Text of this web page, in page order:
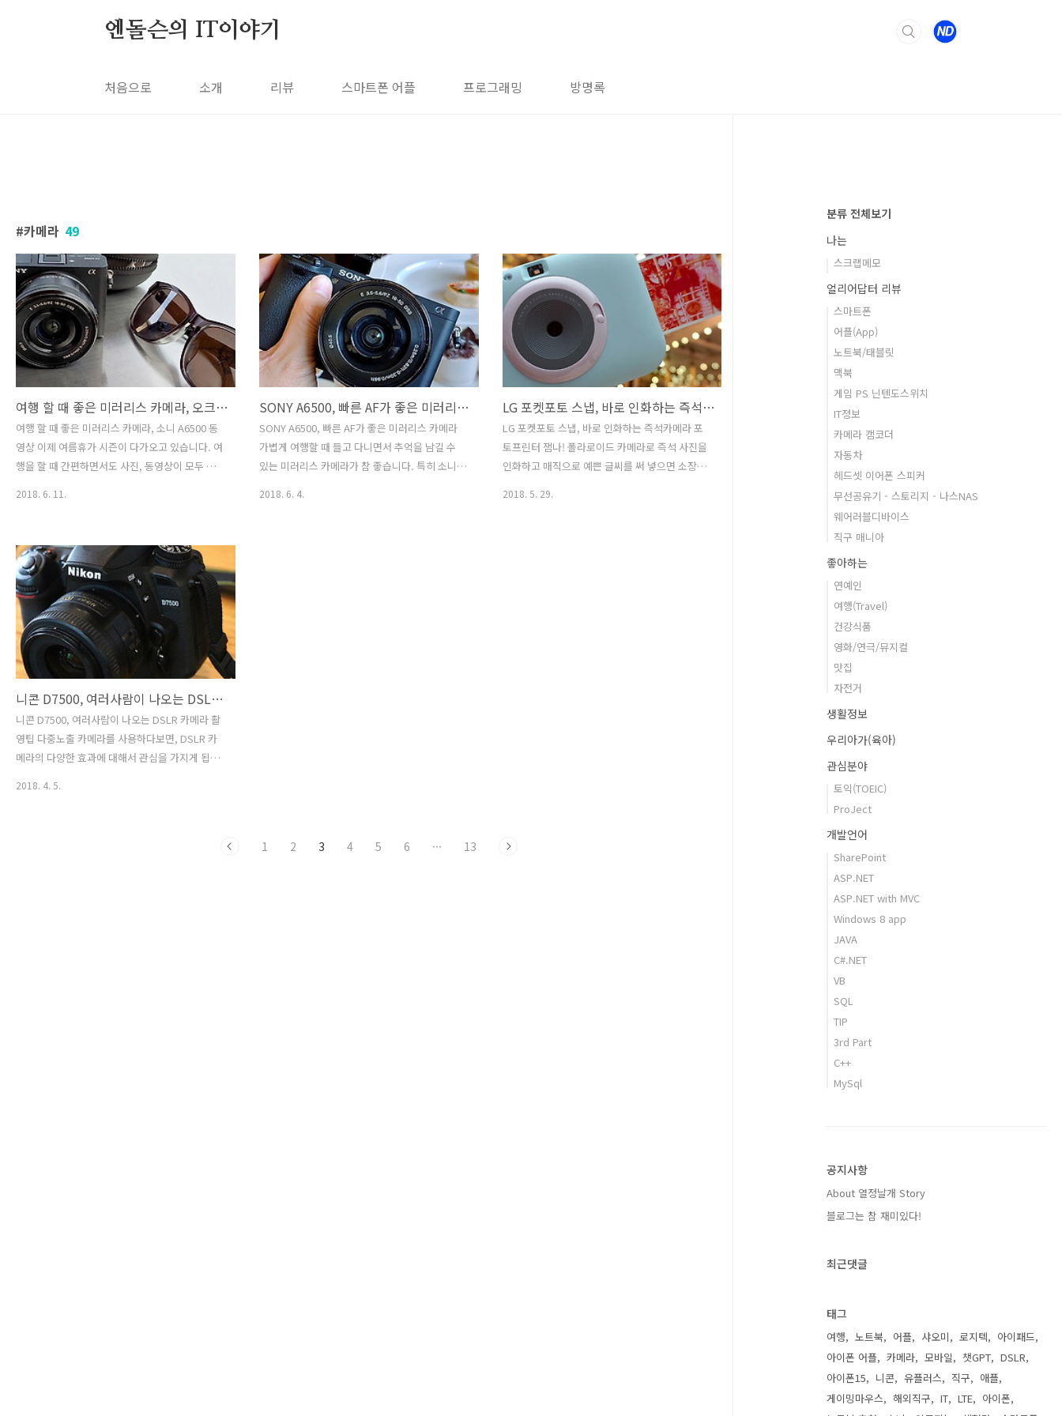
엔돌슨의 IT이야기
처음으로 소개 리뷰 스마트폰 어플 프로그래밍 방명록
카메라 49
여행 할 때 좋은 미러리스 카메라, 오크밸리 뮤지엄산 with 소니 A6500 동영상
여행 할 때 좋은 미러리스 카메라, 소니 A6500 동
영상 이제 여름휴가 시즌이 다가오고 있습니다. 여
행을 할 때 간편하면서도 사진, 동영상이 모두 커
상당히 만족스러웠습니다. 안 그래도 요즘 가볍게
들고 다닐 여행용 미러리스 카메라를 와이프가 계
속 추천해달라고 했는데요. 바로 이 녀석이 453g
무게에 불과한 가벼운 카메라입니다. 워터 가든
Water Garden 주말에 오크밸리 리조트 뮤지엄산
(OakValley Museum SAN)에서 예술작품을 감상
하였습니다. 고요하고 눈부신 물의 정원이 뮤지엄
산 박물관 입구를 맞이해주었습니다. 여기저기 들
고 다니면서..
2018. 6. 11.
SONY A6500, 빠른 AF가 좋은 미러리스 카메라 추천해!
SONY A6500, 빠른 AF가 좋은 미러리스 카메라
가볍게 여행할 때 들고 다니면서 추억을 남길 수
있는 미러리스 카메라가 참 좋습니다. 특히 소니
2018. 6. 4.
LG 포켓포토 스냅, 바로 인화하는 즉석카메라 포토프린터 잼나!
LG 포켓포토 스냅, 바로 인화하는 즉석카메라 포
토프린터 잼나! 폴라로이드 카메라로 즉석 사진을
인화하고 매직으로 예쁜 글씨를 써 넣으면 소장용
2018. 5. 29.
니콘 D7500, 여러사람이 나오는 DSLR 카메라 촬영팁 다중노출
니콘 D7500, 여러사람이 나오는 DSLR 카메라 촬
영팁 다중노출 카메라를 사용하다보면, DSLR 카
메라의 다양한 효과에 대해서 관심을 가지게 됩니
2018. 4. 5.
1 2 3 4 5 6 ··· 13
분류 전체보기
나는
스크랩메모
얼리어답터 리뷰
스마트폰
어플(App)
노트북/태블릿
맥북
게임 PS 닌텐도스위치
IT정보
카메라 캠코더
자동차
헤드셋 이어폰 스피커
무선공유기 - 스토리지 - 나스NAS
웨어러블디바이스
직구 매니아
좋아하는
연예인
여행(Travel)
건강식품
영화/연극/뮤지컬
맛집
자전거
생활정보
우리아가(육아)
관심분야
토익(TOEIC)
ProJect
개발언어
SharePoint
ASP.NET
ASP.NET with MVC
Windows 8 app
JAVA
C#.NET
VB
SQL
TIP
3rd Part
C++
MySql
공지사항
About 열정날개 Story
블로그는 참 재미있다!
최근댓글
태그
여행 노트북 어플 샤오미 로지텍
아이패드
아이폰 어플
카메라 모바일 챗GPT
DSLR
아이폰15
니콘 유플러스 직구
애플
게이밍마우스
해외직구 IT LTE
아이폰